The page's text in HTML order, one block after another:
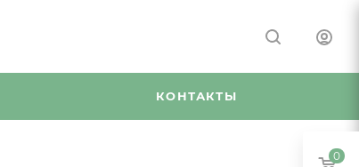
КОНТАКТЫ
0